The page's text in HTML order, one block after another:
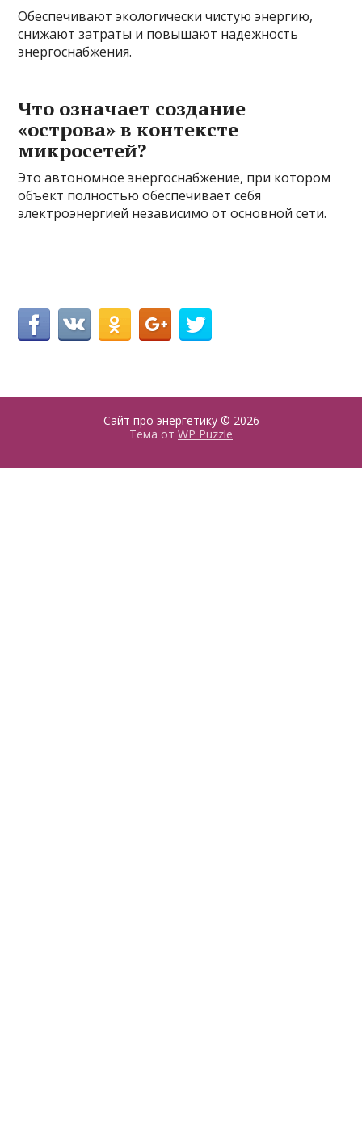
Обеспечивают экологически чистую энергию,
снижают затраты и повышают надежность
энергоснабжения.
Что означает создание
«острова» в контексте
микросетей?
Это автономное энергоснабжение, при котором
объект полностью обеспечивает себя
электроэнергией независимо от основной сети.
Сайт про энергетику© 2026
Тема от WP Puzzle